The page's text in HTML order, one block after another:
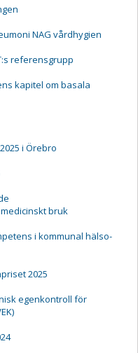
NAG vårdhygien
referensgrupp
kapitel om basala
i Örebro
bruk
i kommunal hälso-
2025
egenkontroll för